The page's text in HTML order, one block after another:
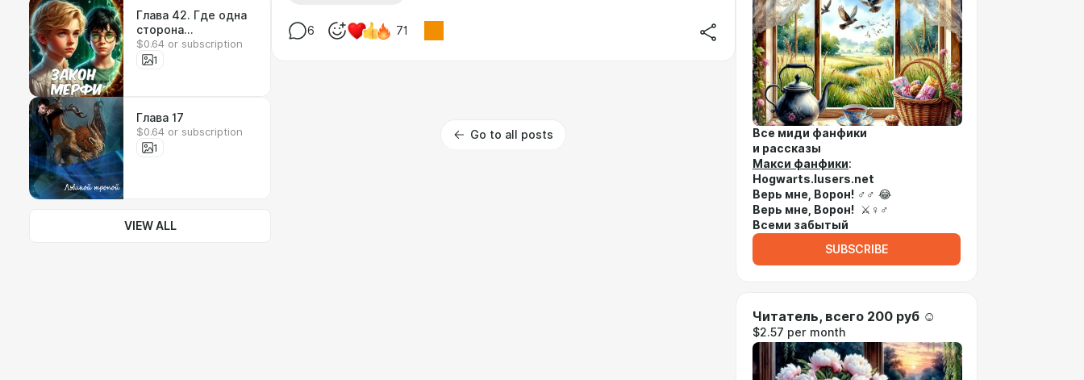
Глава 42. Где одна
сторона
лицедействует, а
другая прикасается
$0.64 or subscription
1
Глава 17
$0.64 or subscription
1
VIEW ALL
6 71
Go to all posts
Все миди фанфики
и рассказы
Макси фанфики:
Hogwarts.lusers.net
Верь мне, Ворон! ♂♂ 😂
Верь мне, Ворон! ⚔♀♂
Всеми забытый
SUBSCRIBE
Читатель, всего 200 руб ☺
$2.57 per month